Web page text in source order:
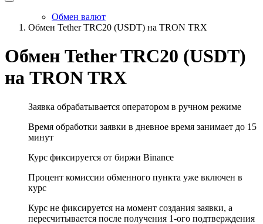
Обмен валют
Обмен Tether TRC20 (USDT) на TRON TRX
Обмен Tether TRC20 (USDT)
на TRON TRX
Заявка обрабатывается оператором в ручном режиме
Время обработки заявки в дневное время занимает до 15
минут
Курс фиксируется от биржи Binance
Процент комиссии обменного пункта уже включен в
курс
Курс не фиксируется на момент создания заявки, а
пересчитывается после получения 1-ого подтверждения